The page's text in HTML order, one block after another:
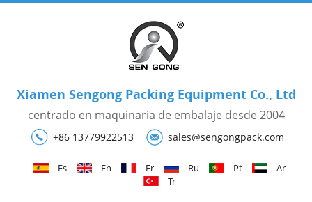
Xiamen Sengong Packing Equipment Co., Ltd
centrado en maquinaria de embalaje desde 2004
+86 13779922513 sales@sengongpack.com
Es En Fr Ru Pt
Ar
Tr